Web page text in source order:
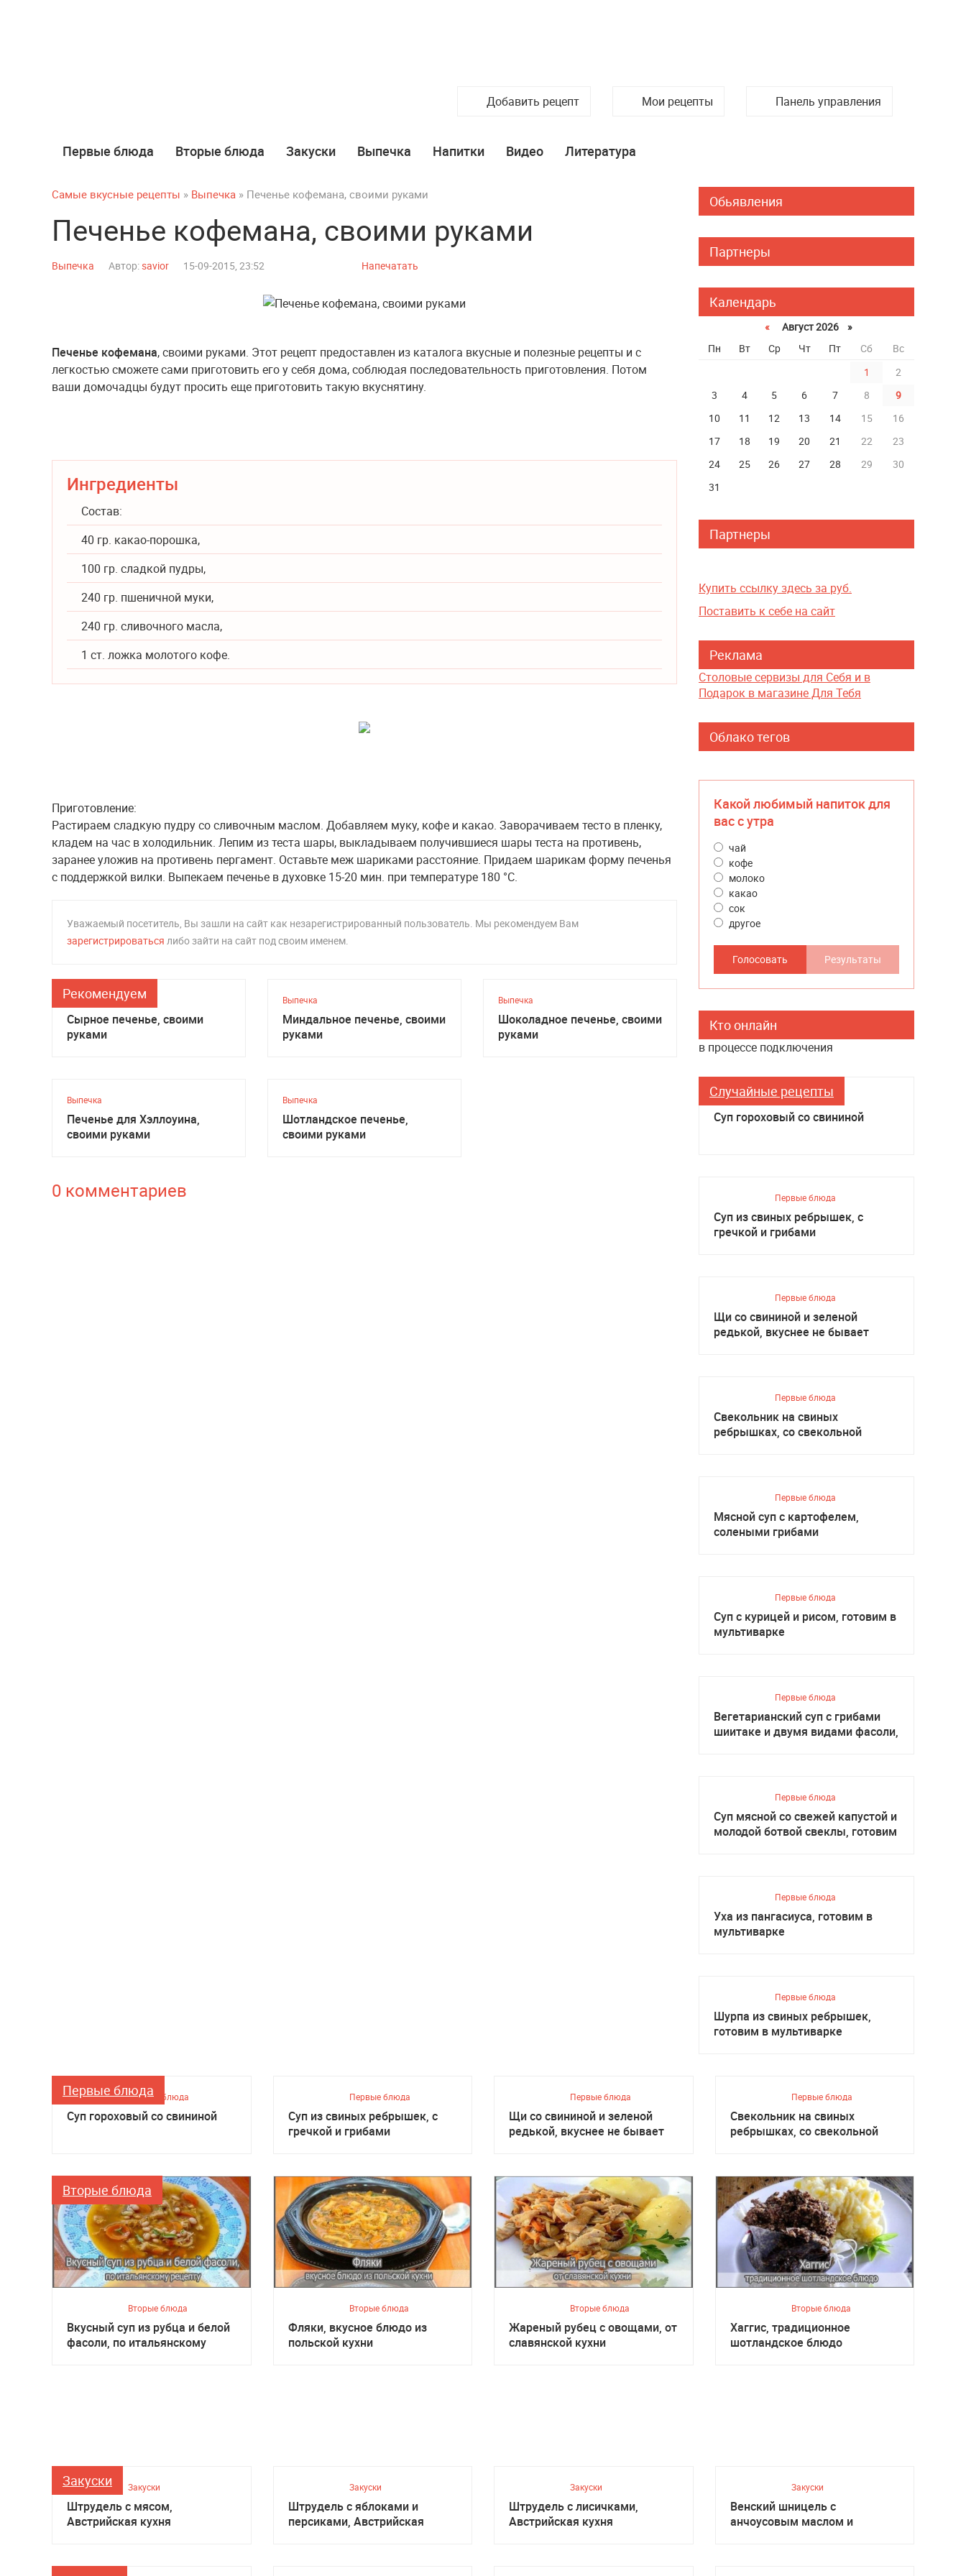
Панель управления
Мои рецепты
Добавить рецепт
Первые блюда Вторые блюда Закуски Выпечка Напитки Видео Литература
Самые вкусные рецепты » Выпечка » Печенье кофемана, своими руками
Печенье кофемана, своими руками
Выпечка Автор:savior 15-09-2015, 23:52 Напечатать
Печенье кофемана, своими руками. Этот рецепт предоставлен из каталога вкусные и полезные рецепты и с
легкостью сможете сами приготовить его у себя дома, соблюдая последовательность приготовления. Потом
ваши домочадцы будут просить еще приготовить такую вкуснятину.
Ингредиенты
Состав:
40 гр. какао-порошка,
100 гр. сладкой пудры,
240 гр. пшеничной муки,
240 гр. сливочного масла,
1 ст. ложка молотого кофе.
Приготовление:
Растираем сладкую пудру со сливочным маслом. Добавляем муку, кофе и какао. Заворачиваем тесто в пленку,
кладем на час в холодильник. Лепим из теста шары, выкладываем получившиеся шары теста на противень,
заранее уложив на противень пергамент. Оставьте меж шариками расстояние. Придаем шарикам форму печенья
с поддержкой вилки. Выпекаем печенье в духовке 15-20 мин. при температуре 180 °C.
Уважаемый посетитель, Вы зашли на сайт как незарегистрированный пользователь. Мы рекомендуем Вам
зарегистрироваться либо зайти на сайт под своим именем.
Рекомендуем
Выпечка
Сырное печенье, своими
руками
Выпечка
Миндальное печенье, своими
руками
Выпечка
Шоколадное печенье, своими
руками
Выпечка
Печенье для Хэллоуина,
своими руками
Выпечка
Шотландское печенье,
своими руками
0 комментариев
Обьявления
Партнеры
Календарь
«
Август 2026 »
Пн
Вт Ср Чт Пт Сб
Вс
1
2
3
4 5 6 7 8
9
10
11 12 13 14 15
16
17
18 19 20 21 22
23
24
25 26 27 28 29
30
31
Партнеры
Купить ссылку здесь за руб.
Поставить к себе на сайт
Реклама
Столовые сервизы для Себя и в
Подарок в магазине Для Тебя
Облако тегов
Какой любимый напиток для
вас с утра
чай
кофе
молоко
какао
сок
другое
Голосовать Результаты
Кто онлайн
в процессе подключения
Случайные рецепты
Первые блюда
Суп гороховый со свининой
Первые блюда
Суп из свиных ребрышек, с
гречкой и грибами
Первые блюда
Щи со свининой и зеленой
редькой, вкуснее не бывает
Первые блюда
Свекольник на свиных
ребрышках, со свекольной
Первые блюда
Мясной суп с картофелем,
солеными грибами
Первые блюда
Суп с курицей и рисом, готовим в
мультиварке
Первые блюда
Вегетарианский суп с грибами
шиитаке и двумя видами фасоли,
Первые блюда
Суп мясной со свежей капустой и
молодой ботвой свеклы, готовим
Первые блюда
Уха из пангасиуса, готовим в
мультиварке
Первые блюда
Шурпа из свиных ребрышек,
готовим в мультиварке
Первые блюдаПервые блюда
Суп гороховый со свининой
Первые блюда
Суп из свиных ребрышек, с
гречкой и грибами
Первые блюда
Щи со свининой и зеленой
редькой, вкуснее не бывает
Первые блюда
Свекольник на свиных
ребрышках, со свекольной
Вторые блюда
Вторые блюда
Вкусный суп из рубца и белой
фасоли, по итальянскому
Вторые блюда
Фляки, вкусное блюдо из
польской кухни
Вторые блюда
Жареный рубец с овощами, от
славянской кухни
Вторые блюда
Хаггис, традиционное
шотландское блюдо
Закуски Закуски
Штрудель с мясом,
Австрийская кухня
Закуски
Штрудель с яблоками и
персиками, Австрийская
Закуски
Штрудель с лисичками,
Австрийская кухня
Закуски
Венский шницель с
анчоусовым маслом и